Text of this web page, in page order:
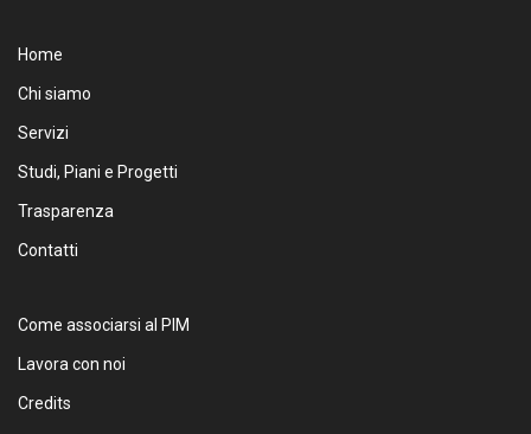
Home
Chi siamo
Servizi
Studi, Piani e Progetti
Trasparenza
Contatti
Come associarsi al PIM
Lavora con noi
Credits